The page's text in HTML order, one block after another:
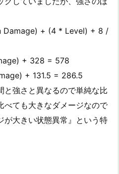
Damage) + (4 * Level) + 8 /
+ 328 = 578
+ 131.5 = 286.5
と強さと異なるので単純な比
べても大きなダメージなので
が大きい状態異常』という特